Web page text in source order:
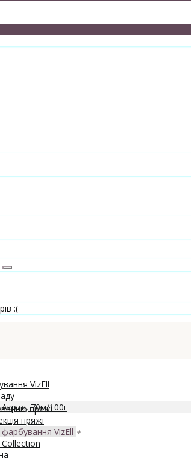
:(
пряжі
пряжі
VizEll +
VizEll
70м/100г